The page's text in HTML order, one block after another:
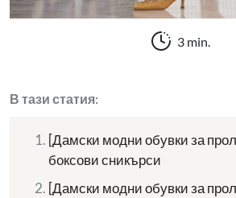
3 min.
В тази статия:
[Дамски модни обувки за
боксови сникърси
[Дамски модни обувки за